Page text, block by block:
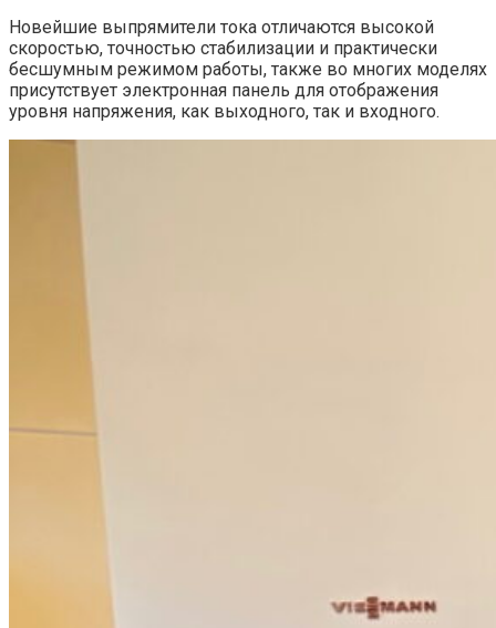
Новейшие выпрямители тока отличаются высокой
скоростью, точностью стабилизации и практически
бесшумным режимом работы, также во многих моделях
присутствует электронная панель для отображения
уровня напряжения, как выходного, так и входного.